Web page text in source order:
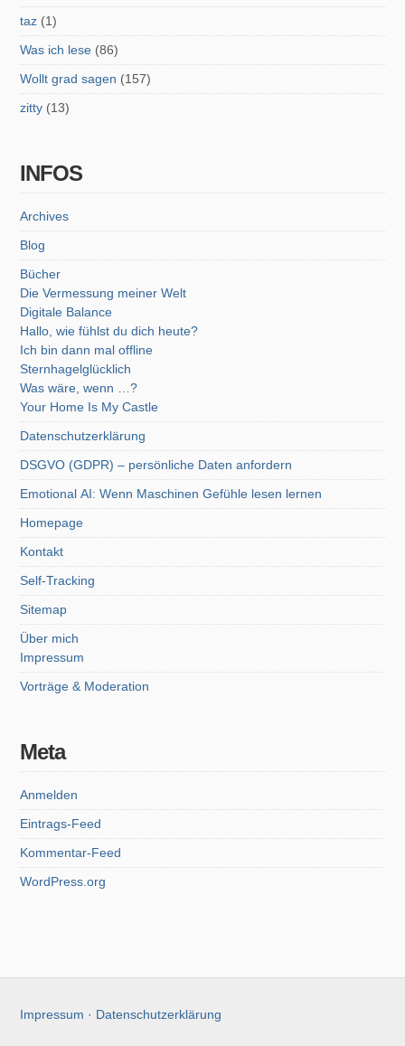
taz (1)
Was ich lese (86)
Wollt grad sagen (157)
zitty (13)
INFOS
Archives
Blog
Bücher
Die Vermessung meiner Welt
Digitale Balance
Hallo, wie fühlst du dich heute?
Ich bin dann mal offline
Sternhagelglücklich
Was wäre, wenn …?
Your Home Is My Castle
Datenschutzerklärung
DSGVO (GDPR) – persönliche Daten anfordern
Emotional AI: Wenn Maschinen Gefühle lesen lernen
Homepage
Kontakt
Self-Tracking
Sitemap
Über mich
Impressum
Vorträge & Moderation
Meta
Anmelden
Eintrags-Feed
Kommentar-Feed
WordPress.org
Impressum · Datenschutzerklärung